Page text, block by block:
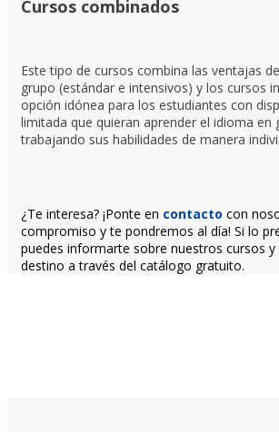
Cursos combinados
Este tipo de cursos combina las ventajas
grupo (estándar e intensivos) y los cursos
opción idónea para los estudiantes con
limitada que quieran aprender el idioma en
trabajando sus habilidades de manera
¿Te interesa? ¡Ponte en contacto con
compromiso y te pondremos al día! Si lo
puedes informarte sobre nuestros cursos y
destino a través del catálogo gratuito.